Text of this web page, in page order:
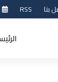
بنا RSS